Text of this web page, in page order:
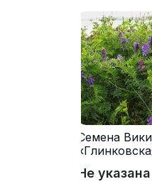
Семена
Не указана